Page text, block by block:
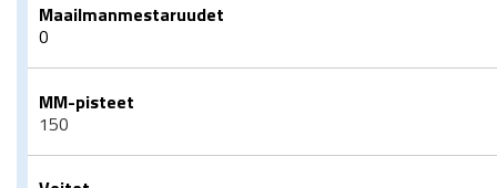
Maailmanmestaruudet
0
MM-pisteet
150